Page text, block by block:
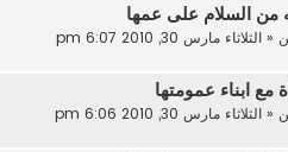
من السلام على عمها
« الثلاثاء مارس 30, 2010 6:07 pm
ابناء عمومتها
« الثلاثاء مارس 30, 2010 6:06 pm